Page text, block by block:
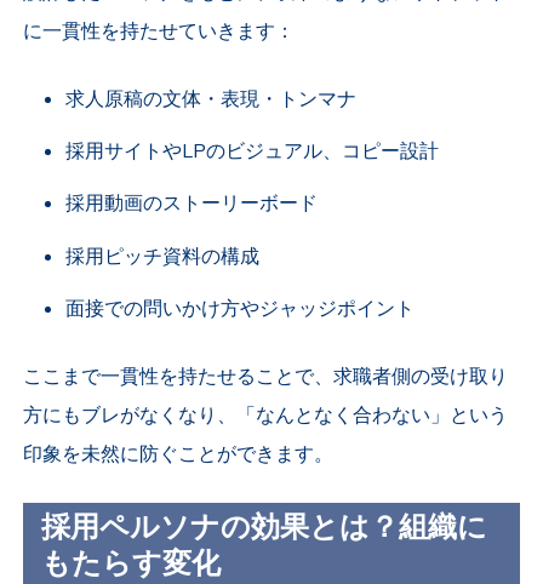
に一貫性を持たせていきます：
求人原稿の文体・表現・トンマナ
採用サイトやLPのビジュアル、コピー設計
採用動画のストーリーボード
採用ピッチ資料の構成
面接での問いかけ方やジャッジポイント
ここまで一貫性を持たせることで、求職者側の受け取り
方にもブレがなくなり、「なんとなく合わない」という
印象を未然に防ぐことができます。
採用ペルソナの効果とは？組織に
もたらす変化